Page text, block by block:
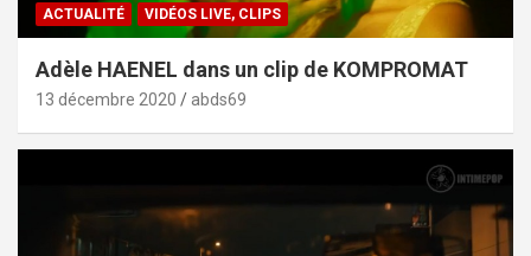
ACTUALITÉ VIDÉOS LIVE, CLIPS
Adèle HAENEL dans un clip de KOMPROMAT
13 décembre 2020 abds69